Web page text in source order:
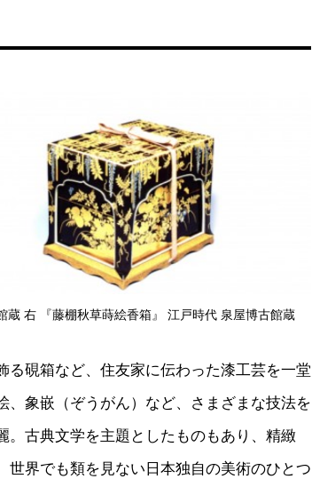
右 『藤棚秋草蒔絵香箱』 江戸時代 泉屋博古館蔵
硯箱など、住友家に伝わった漆工芸を一堂
象嵌（ぞうがん）など、さまざまな技法を
。古典文学を主題としたものもあり、精緻
世界でも類を見ない日本独自の美術のひとつ